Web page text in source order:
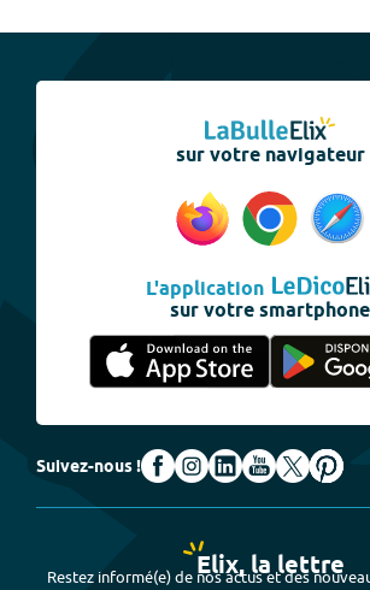
sur votre navigateur
L'application
sur votre smartphone
Suivez-nous !
Elix, la lettre
Restez informé(e) de nos actus et des